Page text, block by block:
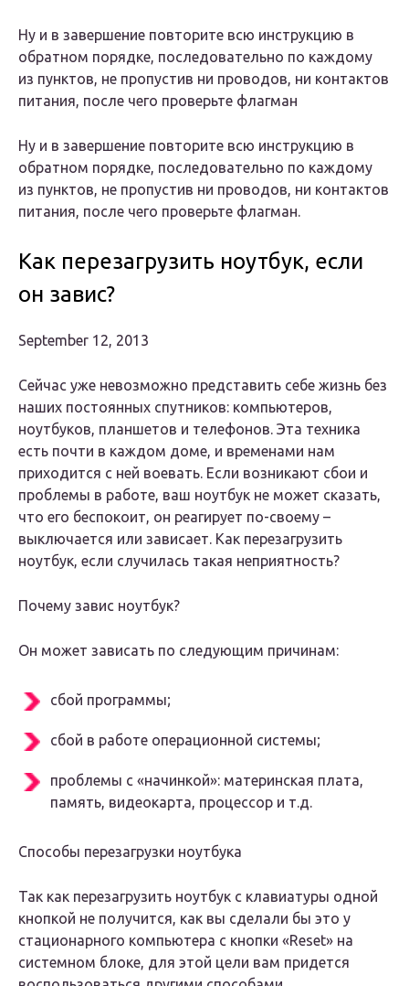
Ну и в завершение повторите всю инструкцию в
обратном порядке, последовательно по каждому
из пунктов, не пропустив ни проводов, ни контактов
питания, после чего проверьте флагман
Ну и в завершение повторите всю инструкцию в
обратном порядке, последовательно по каждому
из пунктов, не пропустив ни проводов, ни контактов
питания, после чего проверьте флагман.
Как перезагрузить ноутбук, если
он завис?
September 12, 2013
Сейчас уже невозможно представить себе жизнь без
наших постоянных спутников: компьютеров,
ноутбуков, планшетов и телефонов. Эта техника
есть почти в каждом доме, и временами нам
приходится с ней воевать. Если возникают сбои и
проблемы в работе, ваш ноутбук не может сказать,
что его беспокоит, он реагирует по-своему –
выключается или зависает. Как перезагрузить
ноутбук, если случилась такая неприятность?
Почему завис ноутбук?
Он может зависать по следующим причинам:
сбой программы;
сбой в работе операционной системы;
проблемы с «начинкой»: материнская плата,
память, видеокарта, процессор и т.д.
Способы перезагрузки ноутбука
Так как перезагрузить ноутбук с клавиатуры одной
кнопкой не получится, как вы сделали бы это у
стационарного компьютера с кнопки «Reset» на
системном блоке, для этой цели вам придется